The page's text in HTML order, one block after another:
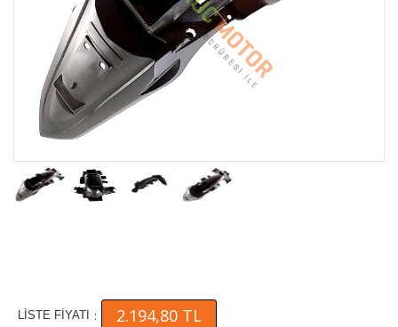
LİSTE FİYATI : 2.194,80 TL